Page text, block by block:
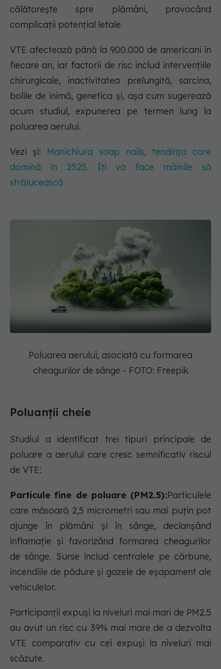
călătorește spre plămâni, provocând
complicații potențial letale.
VTE afectează până la 900.000 de americani în
fiecare an, iar factorii de risc includ intervențiile
chirurgicale, inactivitatea prelungită, sarcina,
bolile de inimă, genetica și, așa cum sugerează
acum studiul, expunerea pe termen lung la
poluarea aerului.
Vezi și: Manichiura soap nails, tendința care
domină în 2525. Îți va face mâinile să
strălucească
Poluarea aerului, asociată cu formarea
cheagurilor de sânge - FOTO: Freepik
Poluanții cheie
Studiul a identificat trei tipuri principale de
poluare a aerului care cresc semnificativ riscul
de VTE:
Particule fine de poluare (PM2.5):Particulele
care măsoară 2,5 micrometri sau mai puțin pot
ajunge în plămâni și în sânge, declanșând
inflamație și favorizând formarea cheagurilor
de sânge. Surse includ centralele pe cărbune,
incendiile de pădure și gazele de eșapament ale
vehiculelor.
Participanții expuși la niveluri mai mari de PM2.5
au avut un risc cu 39% mai mare de a dezvolta
VTE comparativ cu cei expuși la niveluri mai
scăzute.